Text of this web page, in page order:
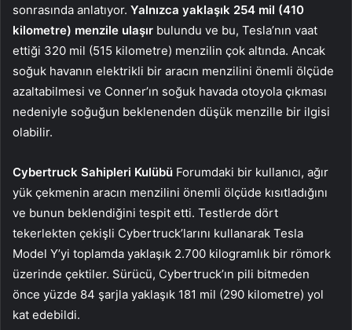
sonrasında anlatıyor. Yalnızca yaklaşık 254 mil (410
kilometre) menzile ulaşır bulundu ve bu, Tesla’nın vaat
ettiği 320 mil (515 kilometre) menzilin çok altında. Ancak
soğuk havanın elektrikli bir aracın menzilini önemli ölçüde
azaltabilmesi ve Conner’ın soğuk havada otoyola çıkması
nedeniyle soğuğun beklenenden düşük menzille bir ilgisi
olabilir.
Cybertruck Sahipleri Kulübü Forumdaki bir kullanıcı, ağır
yük çekmenin aracın menzilini önemli ölçüde kısıtladığını
ve bunun beklendiğini tespit etti. Testlerde dört
tekerlekten çekişli Cybertruck’larını kullanarak Tesla
Model Y’yi toplamda yaklaşık 2.700 kilogramlık bir römork
üzerinde çektiler. Sürücü, Cybertruck’ın pili bitmeden
önce yüzde 84 şarjla yaklaşık 181 mil (290 kilometre) yol
kat edebildi.